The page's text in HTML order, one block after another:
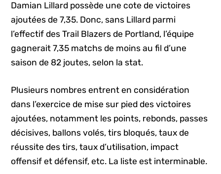
Damian Lillard possède une cote de victoires
ajoutées de 7,35. Donc, sans Lillard parmi
l’effectif des Trail Blazers de Portland, l’équipe
gagnerait 7,35 matchs de moins au fil d’une
saison de 82 joutes, selon la stat.
Plusieurs nombres entrent en considération
dans l’exercice de mise sur pied des victoires
ajoutées, notamment les points, rebonds, passes
décisives, ballons volés, tirs bloqués, taux de
réussite des tirs, taux d’utilisation, impact
offensif et défensif, etc. La liste est interminable.